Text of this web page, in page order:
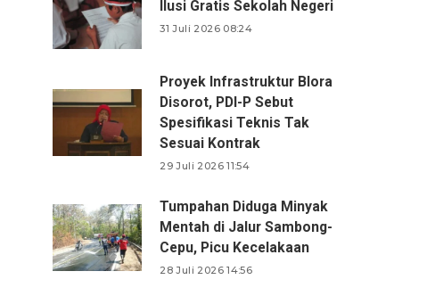
Ilusi Gratis Sekolah Negeri
31 Juli 2026 08:24
Proyek Infrastruktur Blora
Disorot, PDI-P Sebut
Spesifikasi Teknis Tak
Sesuai Kontrak
29 Juli 2026 11:54
Tumpahan Diduga Minyak
Mentah di Jalur Sambong-
Cepu, Picu Kecelakaan
28 Juli 2026 14:56